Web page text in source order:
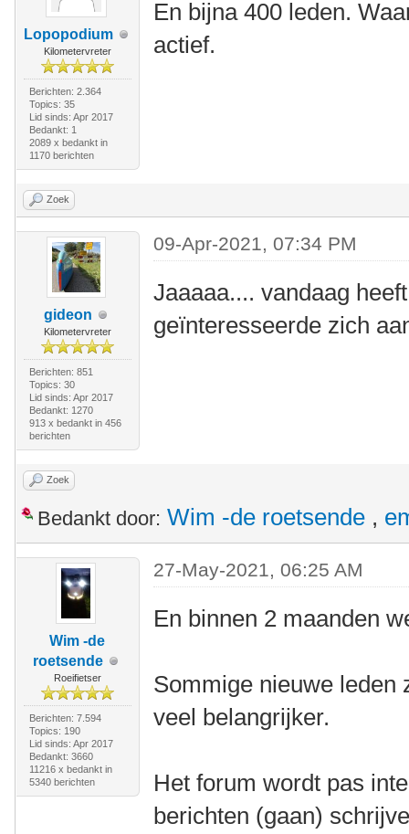
Lopopodium
Kilometervreter
Berichten: 2.364
Topics: 35
Lid sinds: Apr 2017
Bedankt: 1
2089 x bedankt in
1170 berichten
En bijna 400 leden.
actief.
Zoek
gideon
Kilometervreter
Berichten: 851
Topics: 30
Lid sinds: Apr 2017
Bedankt: 1270
913 x bedankt in 456
berichten
09-Apr-2021, 07:34 PM
Jaaaaa.... vandaag
geïnteresseerde zich
Zoek
Bedankt door: Wim -de roetsende ,
Wim -de
roetsende
Roeifietser
Berichten: 7.594
Topics: 190
Lid sinds: Apr 2017
Bedankt: 3660
11216 x bedankt in
5340 berichten
27-May-2021, 06:25 AM
En binnen 2 maanden
Sommige nieuwe leden
veel belangrijker.
Het forum wordt pas
berichten (gaan)